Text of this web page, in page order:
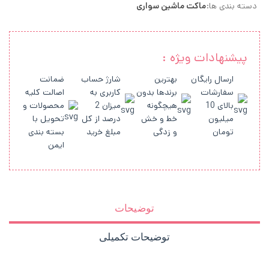
دسته بندی ها:ماکت ماشین سواری
پیشنهادات ویژه :
ارسال رایگان
سفارشات
بالای 10
میلیون
تومان
بهترین
برندها بدون
هیچگونه
خط و خش
و زدگی
شارژ حساب
کاربری به
میزان 2
درصد از کل
مبلغ خرید
ضمانت
اصالت کلیه
محصولات و
تحویل با
بسته بندی
ایمن
توضیحات
توضیحات تکمیلی